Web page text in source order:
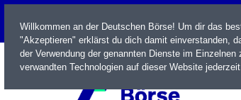
LIVE
Willkommen an der Deutschen Börse! Um dir das
"Akzeptieren" erklärst du dich damit einverstanden,
der Verwendung der genannten Dienste im
verwandten Technologien auf dieser Website